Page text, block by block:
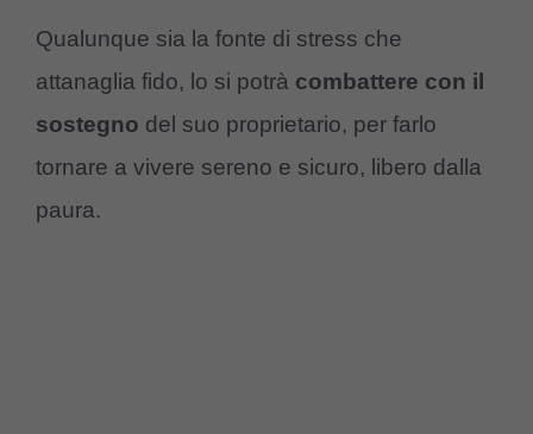
Qualunque sia la fonte di stress che
attanaglia fido, lo si potrà combattere con il
sostegno del suo proprietario, per farlo
tornare a vivere sereno e sicuro, libero dalla
paura.